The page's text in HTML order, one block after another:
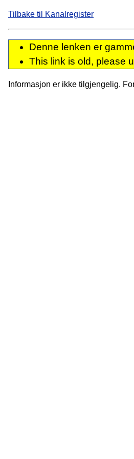
Tilbake til Kanalregister
Denne lenken er
This link is old, please
Informasjon er ikke tilgjengelig.